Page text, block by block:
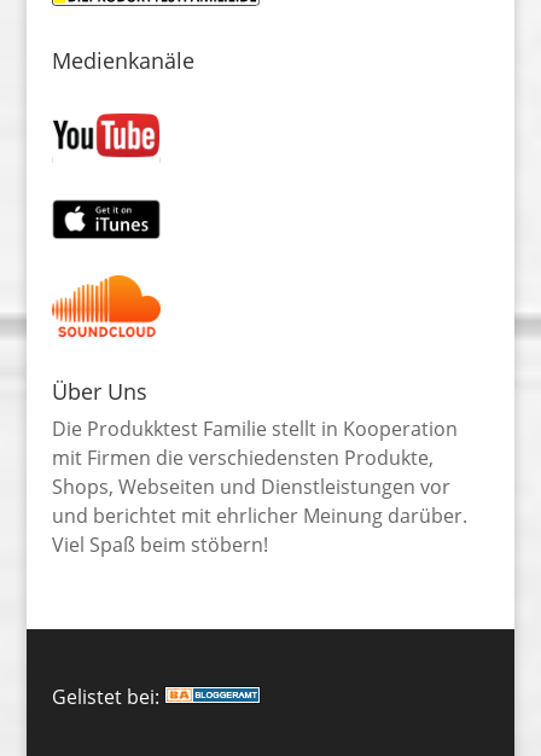
Medienkanäle
Über Uns
Die Produkktest Familie stellt in Kooperation
mit Firmen die verschiedensten Produkte,
Shops, Webseiten und Dienstleistungen vor
und berichtet mit ehrlicher Meinung darüber.
Viel Spaß beim stöbern!
Gelistet bei: